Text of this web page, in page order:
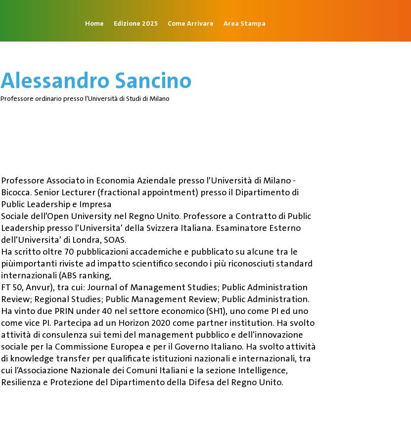
Home Edizione 2025 Come Arrivare Area Stampa
Professore ordinario presso l'Università di Studi di Milano
Alessandro Sancino
Professore Associato in Economia Aziendale presso l’Università di Milano -
Bicocca. Senior Lecturer (fractional appointment) presso il Dipartimento di
Public Leadership e Impresa
Sociale dell’Open University nel Regno Unito. Professore a Contratto di Public
Leadership presso l’Universita’ della Svizzera Italiana. Esaminatore Esterno
dell’Universita’ di Londra, SOAS.
Ha scritto oltre 70 pubblicazioni accademiche e pubblicato su alcune tra le
piùimportanti riviste ad impatto scientifico secondo i più riconosciuti standard
internazionali (ABS ranking,
FT 50, Anvur), tra cui: Journal of Management Studies; Public Administration
Review; Regional Studies; Public Management Review; Public Administration.
Ha vinto due PRIN under 40 nel settore economico (SH1), uno come PI ed uno
come vice PI. Partecipa ad un Horizon 2020 come partner institution. Ha svolto
attività di consulenza sui temi del management pubblico e dell'innovazione
sociale per la Commissione Europea e per il Governo Italiano. Ha svolto attività
di knowledge transfer per qualificate istituzioni nazionali e internazionali, tra
cui l’Associazione Nazionale dei Comuni Italiani e la sezione Intelligence,
Resilienza e Protezione del Dipartimento della Difesa del Regno Unito.